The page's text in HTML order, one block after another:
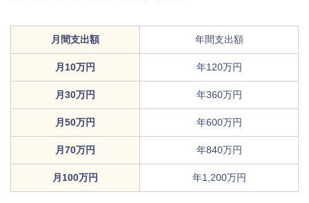
月間支出額 年間支出額
月10万円 年120万円
月30万円 年360万円
月50万円 年600万円
月70万円 年840万円
月100万円 年1,200万円